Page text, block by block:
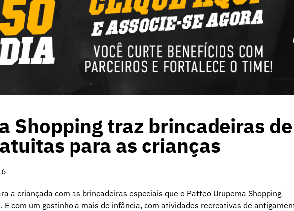
Shopping traz brincadeiras de
para as crianças
a criançada com as brincadeiras especiais que o Patteo Urupema Shopping
com um gostinho a mais de infância, com atividades recreativas de